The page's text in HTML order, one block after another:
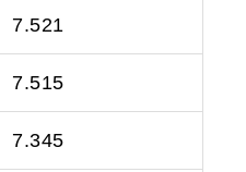
7.521
7.515
7.345